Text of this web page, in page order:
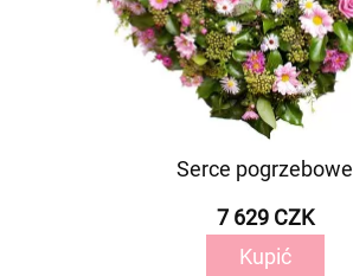
Serce pogrzebowe
7 629 CZK
Kupić